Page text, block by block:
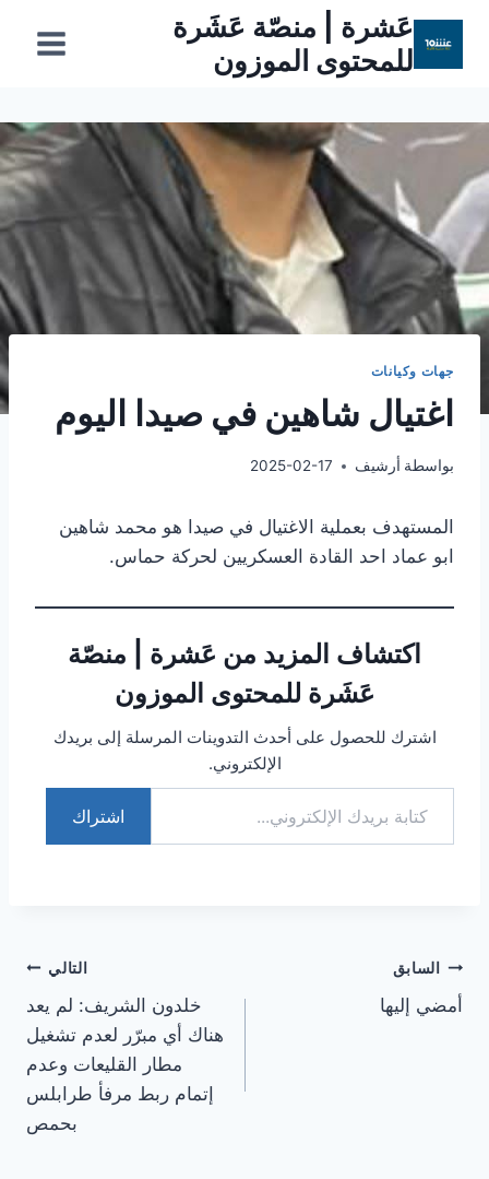
المحتوى
عَشرة | منصّة عَشَرة
للمحتوى الموزون
جهات وكيانات
اغتيال شاهين في صيدا اليوم
بواسطة أرشيف 2025-02-17
المستهدف بعملية الاغتيال في صيدا هو محمد شاهين
ابو عماد احد القادة العسكريين لحركة حماس.
اكتشاف المزيد من عَشرة | منصّة
عَشَرة للمحتوى الموزون
اشترك للحصول على أحدث التدوينات المرسلة إلى بريدك
الإلكتروني.
اشتراك
تصفّح
المقالات
السابق
أمضي إليها
التالي
خلدون الشريف: لم يعد
هناك أي مبرّر لعدم تشغيل
مطار القليعات وعدم
إتمام ربط مرفأ طرابلس
بحمص